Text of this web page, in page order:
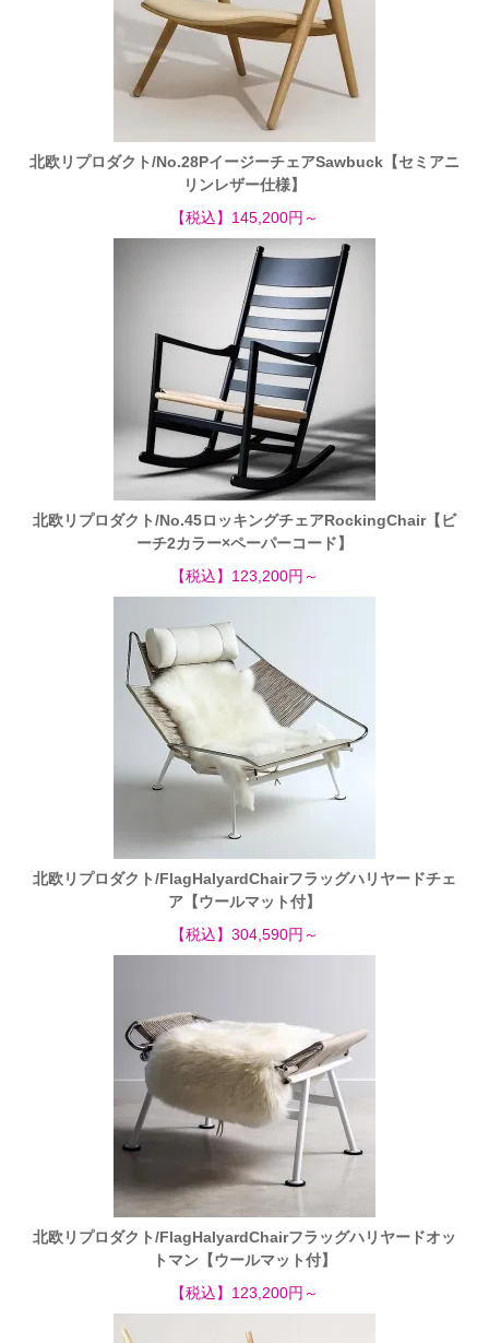
北欧リプロダクト/No.28PイージーチェアSawbuck【セミアニ
リンレザー仕様】
【税込】145,200円～
北欧リプロダクト/No.45ロッキングチェアRockingChair【ビ
ーチ2カラー×ペーパーコード】
【税込】123,200円～
北欧リプロダクト/FlagHalyardChairフラッグハリヤードチェ
ア【ウールマット付】
【税込】304,590円～
北欧リプロダクト/FlagHalyardChairフラッグハリヤードオッ
トマン【ウールマット付】
【税込】123,200円～